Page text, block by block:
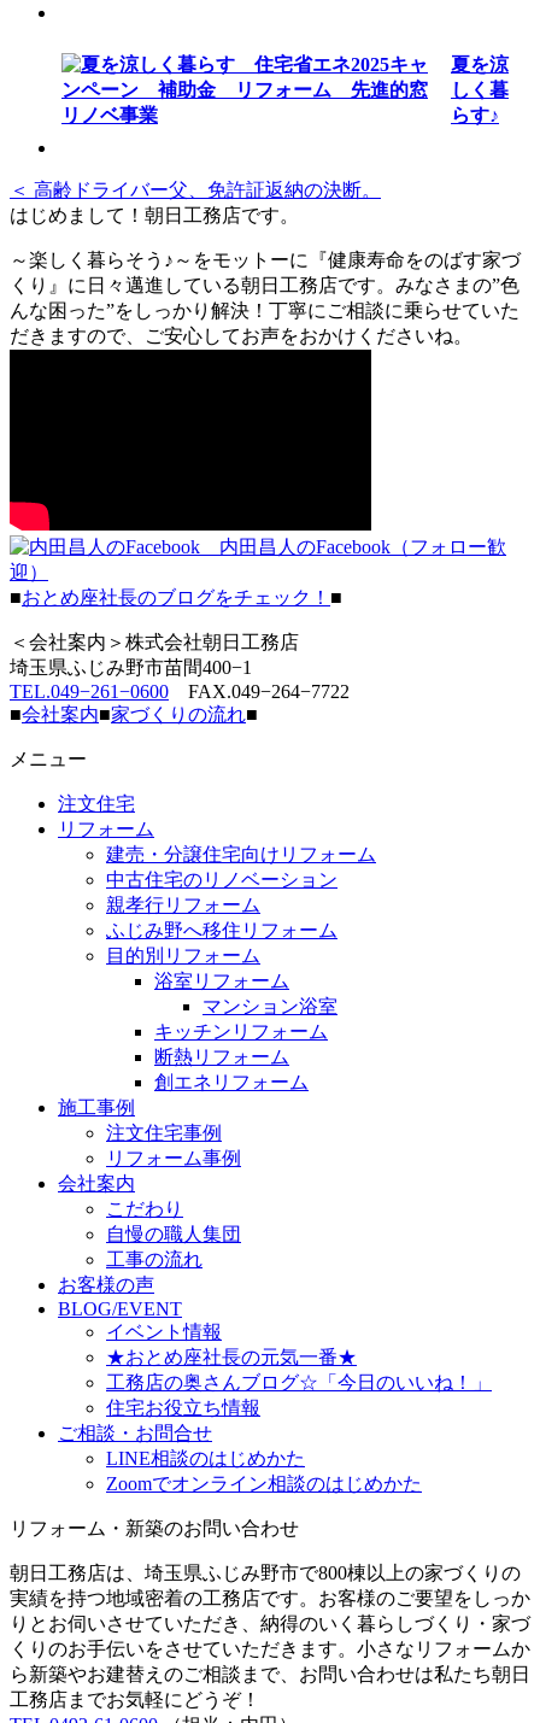
夏を涼
しく暮
らす♪
＜ 高齢ドライバー父、免許証返納の決断。
はじめまして！朝日工務店です。
～楽しく暮らそう♪～をモットーに『健康寿命をのばす家づ
くり』に日々邁進している朝日工務店です。みなさまの”色
んな困った”をしっかり解決！丁寧にご相談に乗らせていた
だきますので、ご安心してお声をおかけくださいね。
内田昌人のFacebook（フォロー歓
迎）
■おとめ座社長のブログをチェック！ ■
＜会社案内＞株式会社朝日工務店
埼玉県ふじみ野市苗間400−1
TEL.049−261−0600 FAX.049−264−7722
■会社案内■家づくりの流れ■
メニュー
注文住宅
リフォーム
建売・分譲住宅向けリフォーム
中古住宅のリノベーション
親孝行リフォーム
ふじみ野へ移住リフォーム
目的別リフォーム
浴室リフォーム
マンション浴室
キッチンリフォーム
断熱リフォーム
創エネリフォーム
施工事例
注文住宅事例
リフォーム事例
会社案内
こだわり
自慢の職人集団
工事の流れ
お客様の声
BLOG/EVENT
イベント情報
★おとめ座社長の元気一番★
工務店の奥さんブログ☆「今日のいいね！」
住宅お役立ち情報
ご相談・お問合せ
LINE相談のはじめかた
Zoomでオンライン相談のはじめかた
リフォーム・新築のお問い合わせ
朝日工務店は、埼玉県ふじみ野市で800棟以上の家づくりの
実績を持つ地域密着の工務店です。お客様のご要望をしっか
りとお伺いさせていただき、納得のいく暮らしづくり・家づ
くりのお手伝いをさせていただきます。小さなリフォームか
ら新築やお建替えのご相談まで、お問い合わせは私たち朝日
工務店までお気軽にどうぞ！